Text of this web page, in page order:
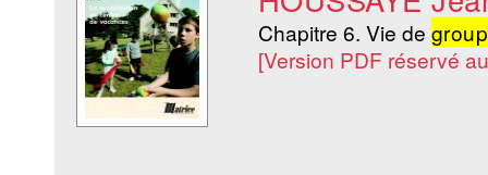
Chapitre 6. Vie de
[Version PDF réservé